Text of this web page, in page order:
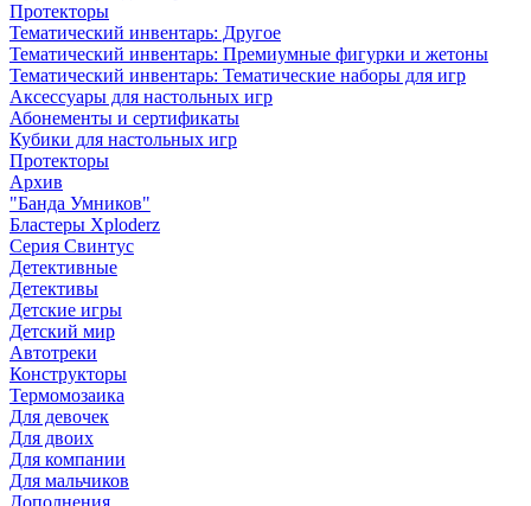
Протекторы
Тематический инвентарь: Другое
Тематический инвентарь: Премиумные фигурки и жетоны
Тематический инвентарь: Тематические наборы для игр
Аксессуары для настольных игр
Абонементы и сертификаты
Кубики для настольных игр
Протекторы
Архив
"Банда Умников"
Бластеры Xploderz
Cерия Свинтус
Детективные
Детективы
Детские игры
Детский мир
Автотреки
Конструкторы
Термомозаика
Для девочек
Для двоих
Для компании
Для мальчиков
Дополнения